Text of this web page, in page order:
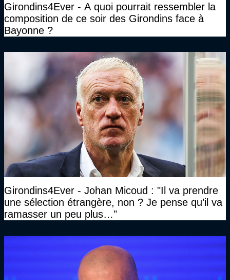
Girondins4Ever - A quoi pourrait ressembler la
composition de ce soir des Girondins face à
Bayonne ?
Girondins4Ever - Johan Micoud : "Il va prendre
une sélection étrangère, non ? Je pense qu’il va
ramasser un peu plus…"